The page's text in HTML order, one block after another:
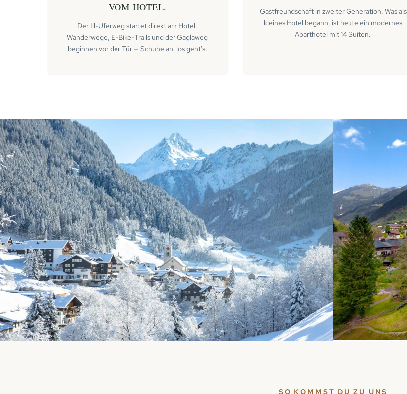
VOM HOTEL.
Der Ill-Uferweg startet direkt am Hotel.
Wanderwege, E-Bike-Trails und der Gaglaweg
beginnen vor der Tür — Schuhe an, los geht's.
Gastfreundschaft in zweiter Generation. Was als
kleines Hotel begann, ist heute ein modernes
Aparthotel mit 14 Suiten.
SO KOMMST DU ZU UNS